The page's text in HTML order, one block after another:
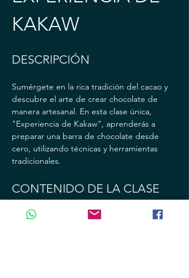
KAKAW
DESCRIPCIÓN
Sumérgete en la rica tradición del cacao y
descubre el arte de crear chocolate de
manera artesanal. En esta clase única,
"Experiencia de Kakaw", aprenderás a
preparar una barra de chocolate desde
cero, utilizando técnicas y herramientas
tradicionales.
CONTENIDO DE LA CLASE
- Introducción al cacao: Historia, origen y